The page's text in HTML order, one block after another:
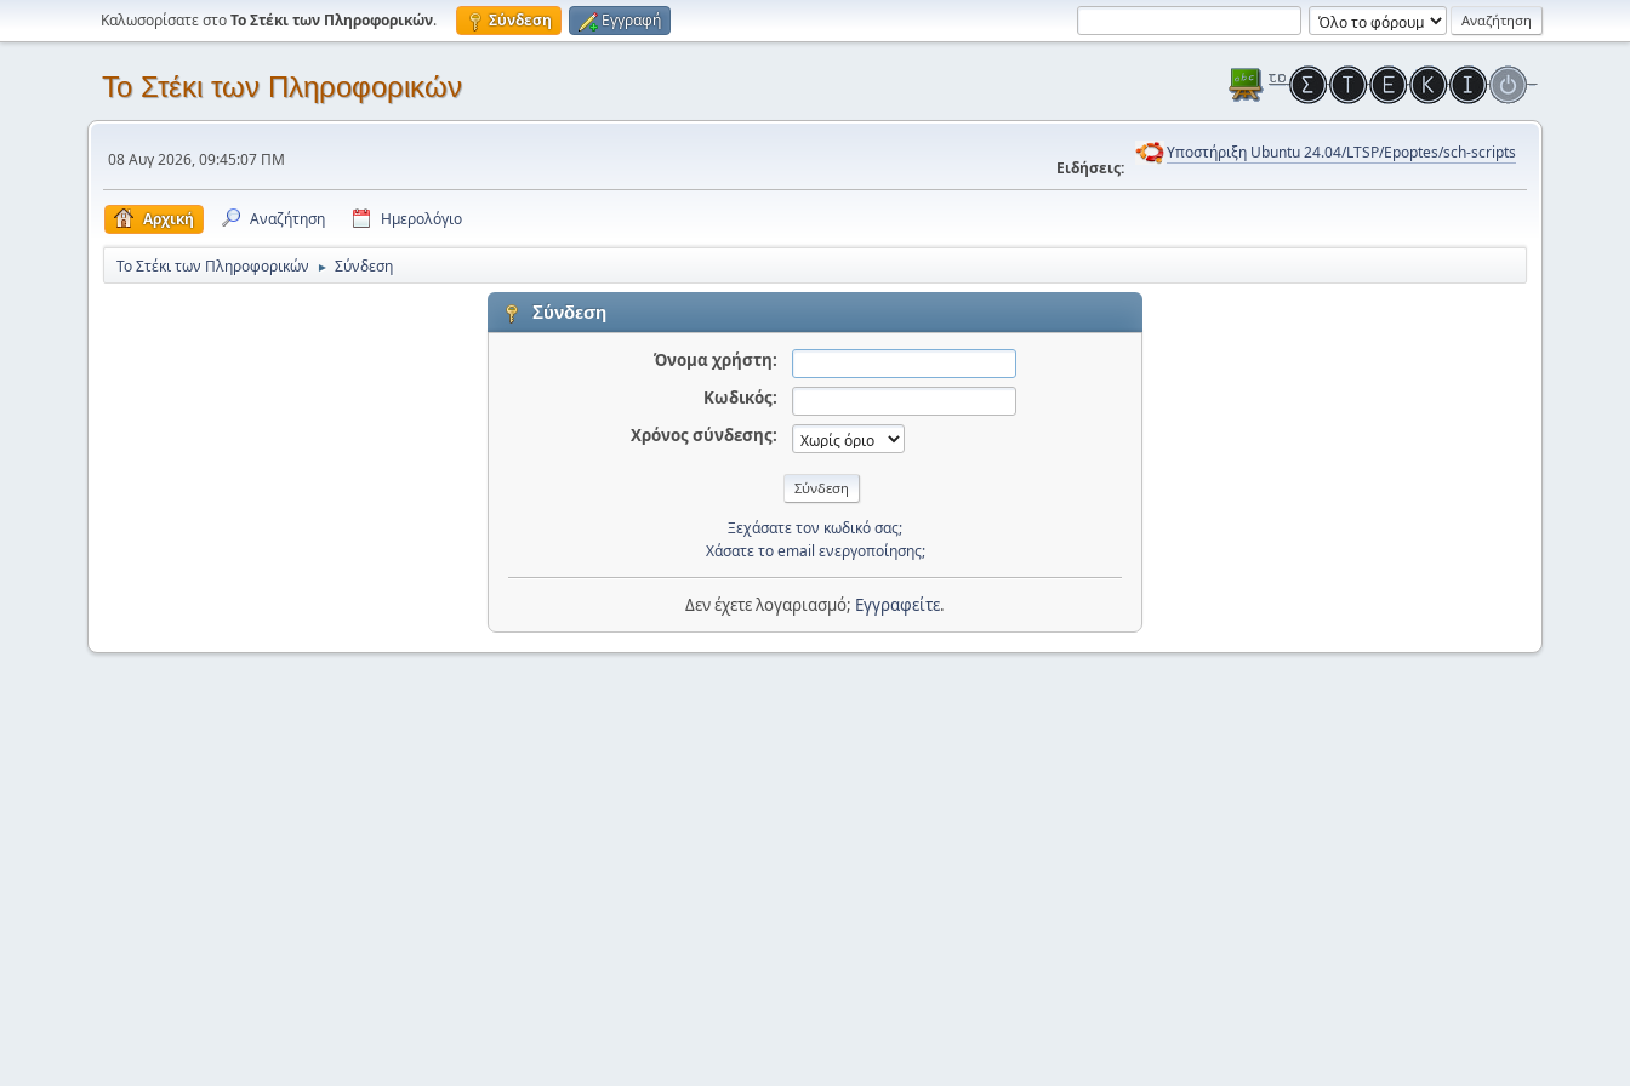
Καλωσορίσατε στοΤο Στέκι των Πληροφορικών. Σύνδεση Εγγραφή
Το Στέκι των Πληροφορικών
08 Αυγ 2026, 09:45:07 ΠΜ Ειδήσεις:
Υποστήριξη Ubuntu 24.04/LTSP/Epoptes/sch-scripts
Αρχική Αναζήτηση Ημερολόγιο
Το Στέκι των Πληροφορικών ► Σύνδεση
Σύνδεση
Όνομα χρήστη:
Κωδικός:
Χρόνος σύνδεσης:
Ξεχάσατε τον κωδικό σας;
Χάσατε το email ενεργοποίησης;
Δεν έχετε λογαριασμό; Εγγραφείτε.